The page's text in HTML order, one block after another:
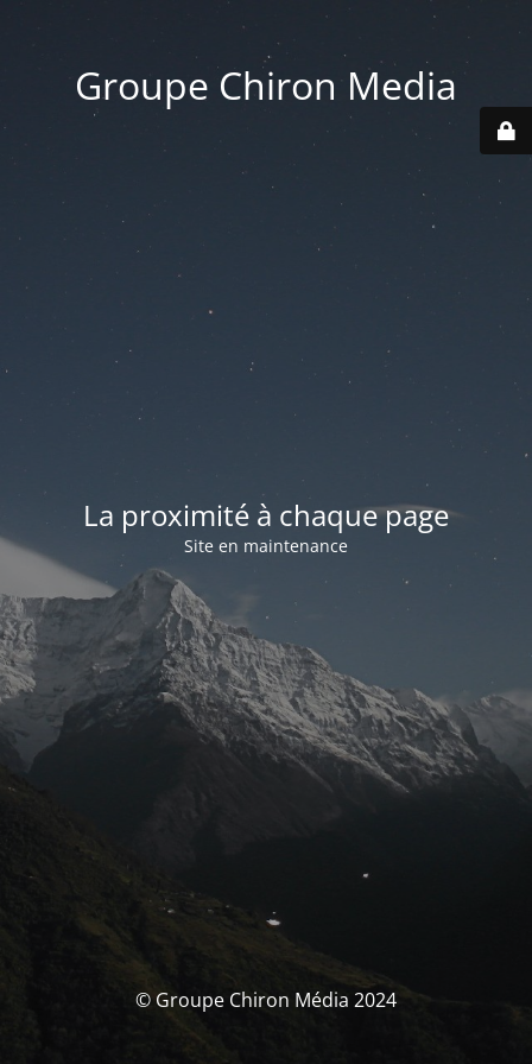
Groupe Chiron Media
La proximité à chaque page
Site en maintenance
© Groupe Chiron Média 2024